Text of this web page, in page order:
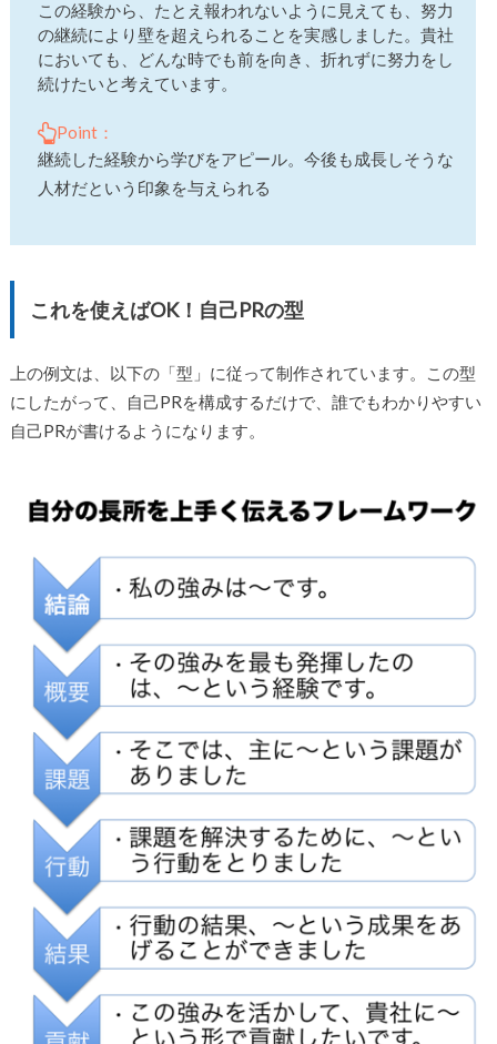
この経験から、たとえ報われないように見えても、努力
の継続により壁を超えられることを実感しました。貴社
においても、どんな時でも前を向き、折れずに努力をし
続けたいと考えています。
Point：
継続した経験から学びをアピール。今後も成長しそうな
人材だという印象を与えられる
これを使えばOK！自己PRの型
上の例文は、以下の「型」に従って制作されています。この型
にしたがって、自己PRを構成するだけで、誰でもわかりやすい
自己PRが書けるようになります。